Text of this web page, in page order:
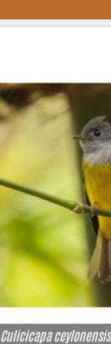
Culicicapa ceylonensis